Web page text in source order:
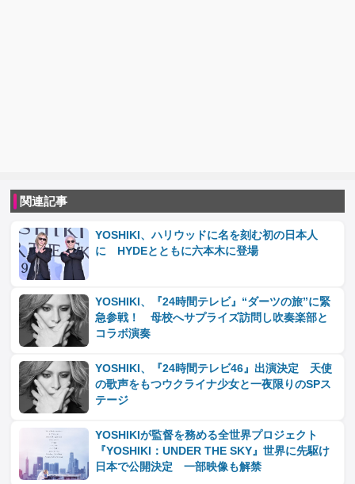
関連記事
YOSHIKI、ハリウッドに名を刻む初の日本人
に HYDEとともに六本木に登場
YOSHIKI、『24時間テレビ』“ダーツの旅”に緊
急参戦！ 母校へサプライズ訪問し吹奏楽部と
コラボ演奏
YOSHIKI、『24時間テレビ46』出演決定 天使
の歌声をもつウクライナ少女と一夜限りのSPス
テージ
YOSHIKIが監督を務める全世界プロジェクト
『YOSHIKI：UNDER THE SKY』世界に先駆け
日本で公開決定 一部映像も解禁